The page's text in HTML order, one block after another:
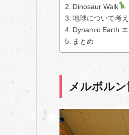
Dinosaur Walk
地球について考
Dynamic Earth
まとめ
メルボル